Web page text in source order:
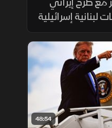
إسرائيلية
بالاتفاق مقابل
بين روسيا
48:54